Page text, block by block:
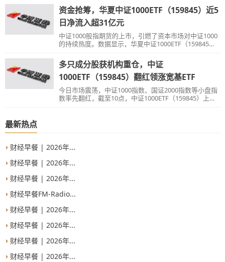
了。
资金抢筹，华夏中证1000ETF（159845）近5
日净流入超31亿元
中证1000股指期货的上市，引燃了资本市场对中证1000
的持续热度。数据显示，华夏中证1000ETF（159845）
元。
多只成分股获机构重仓，中证
1000ETF（159845）翻红领涨宽基ETF
今日市场震荡，中证1000指数、国证2000指数等小盘指
数率先翻红，截至10点，中证1000ETF（159845）上涨
最新热点
财经早餐 | 2026年...
财经早餐 | 2026年...
财经早餐 | 2026年...
财经早餐FM-Radio...
财经早餐 | 2026年...
财经早餐 | 2026年...
财经早餐 | 2026年...
财经早餐 | 2026年...